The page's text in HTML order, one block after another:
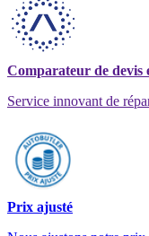
Comparateur de devis
Service innovant de
Prix ajusté